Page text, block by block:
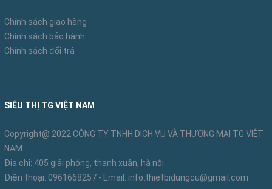
– Nếu điều kiện nơi làm việc của bạn không đáp
ứng được yêu cầu đầu tiên này thì bạn không nên
Chính sách giao hàng
Chính sách bảo hành
Chính sách đổi trả
SIÊU THỊ TG VIỆT NAM
Copyright@ 2022 CÔNG TY TNHH DỊCH VỤ VÀ THƯƠNG MẠI TG VIỆT
NAM
Địa chỉ: 405 giải phóng, thanh xuân, hà nội
Điện thoại: 0961668257 - Email: info.thietbidungcu@gmail.com